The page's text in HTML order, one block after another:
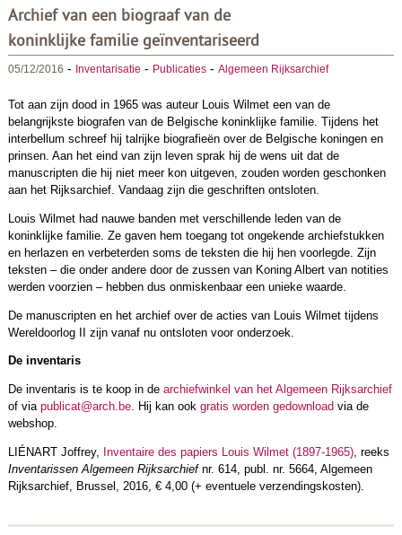
Archief van een biograaf van de
koninklijke familie geïnventariseerd
05/12/2016 - Inventarisatie - Publicaties- Algemeen Rijksarchief
Tot aan zijn dood in 1965 was auteur Louis Wilmet een van de
belangrijkste biografen van de Belgische koninklijke familie. Tijdens het
interbellum schreef hij talrijke biografieën over de Belgische koningen en
prinsen. Aan het eind van zijn leven sprak hij de wens uit dat de
manuscripten die hij niet meer kon uitgeven, zouden worden geschonken
aan het Rijksarchief. Vandaag zijn die geschriften ontsloten.
Louis Wilmet had nauwe banden met verschillende leden van de
koninklijke familie. Ze gaven hem toegang tot ongekende archiefstukken
en herlazen en verbeterden soms de teksten die hij hen voorlegde. Zijn
teksten – die onder andere door de zussen van Koning Albert van notities
werden voorzien – hebben dus onmiskenbaar een unieke waarde.
De manuscripten en het archief over de acties van Louis Wilmet tijdens
Wereldoorlog II zijn vanaf nu ontsloten voor onderzoek.
De inventaris
De inventaris is te koop in de archiefwinkel van het Algemeen Rijksarchief
of via publicat@arch.be. Hij kan ook gratis worden gedownload via de
webshop.
LIÉNART Joffrey, Inventaire des papiers Louis Wilmet (1897-1965), reeks
Inventarissen Algemeen Rijksarchiefnr. 614, publ. nr. 5664, Algemeen
Rijksarchief, Brussel, 2016, € 4,00 (+ eventuele verzendingskosten).